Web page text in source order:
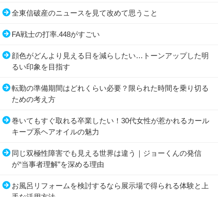
全東信破産のニュースを見て改めて思うこと
FA戦士の打率.448がすごい
顔色がどんより見える日を減らしたい…トーンアップした明
るい印象を目指す
転勤の準備期間はどれくらい必要？限られた時間を乗り切る
ための考え方
巻いてもすぐ取れる卒業したい！30代女性が惹かれるカール
キープ系ヘアオイルの魅力
同じ双極性障害でも見える世界は違う｜ジョーくんの発信
が“当事者理解”を深める理由
お風呂リフォームを検討するなら展示場で得られる体験と上